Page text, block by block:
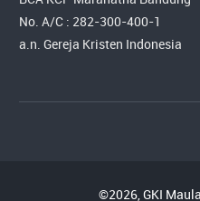
No. A/C : 282-300-400-1
a.n. Gereja Kristen Indonesia
©2026, GKI